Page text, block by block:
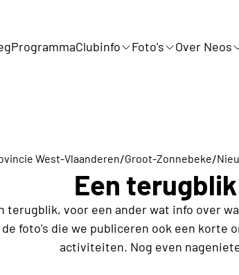
ProgrammaClubinfo Foto's Over Neos
West-Vlaanderen/Groot-Zonnebeke/
Een terugblik
terugblik, voor een ander wat info over
foto's die we publiceren ook een korte
activiteiten. Nog even